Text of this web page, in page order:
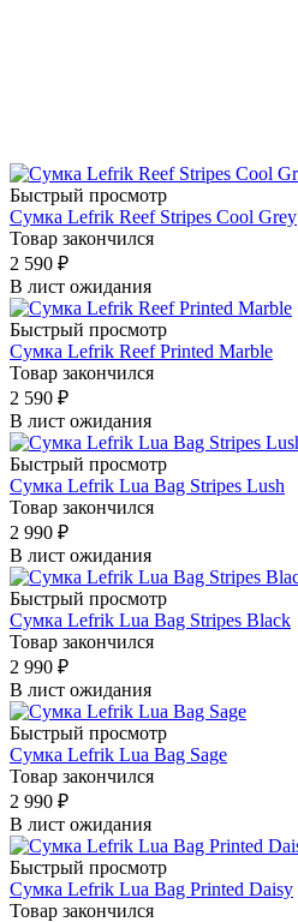
Быстрый просмотр
Сумка Lefrik Reef Stripes Cool Grey
Товар закончился
2 590 ₽
В лист ожидания
Быстрый просмотр
Сумка Lefrik Reef Printed Marble
Товар закончился
2 590 ₽
В лист ожидания
Быстрый просмотр
Сумка Lefrik Lua Bag Stripes Lush
Товар закончился
2 990 ₽
В лист ожидания
Быстрый просмотр
Сумка Lefrik Lua Bag Stripes Black
Товар закончился
2 990 ₽
В лист ожидания
Быстрый просмотр
Сумка Lefrik Lua Bag Sage
Товар закончился
2 990 ₽
В лист ожидания
Быстрый просмотр
Сумка Lefrik Lua Bag Printed Daisy
Товар закончился